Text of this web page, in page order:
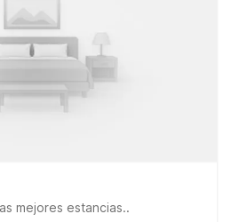
mejores estancias..